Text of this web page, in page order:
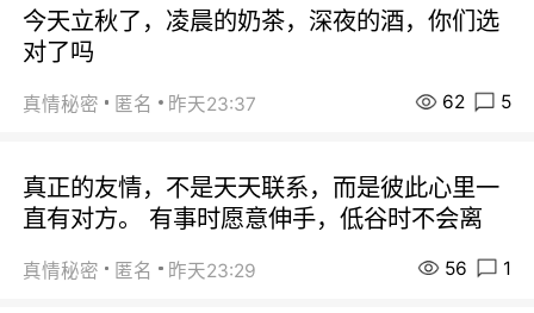
今天立秋了，凌晨的奶茶，深夜的酒，你们选
对了吗
真情秘密 匿名 昨天23:37 62 5
真正的友情，不是天天联系，而是彼此心里一
直有对方。 有事时愿意伸手，低谷时不会离
真情秘密 匿名 昨天23:29 56 1